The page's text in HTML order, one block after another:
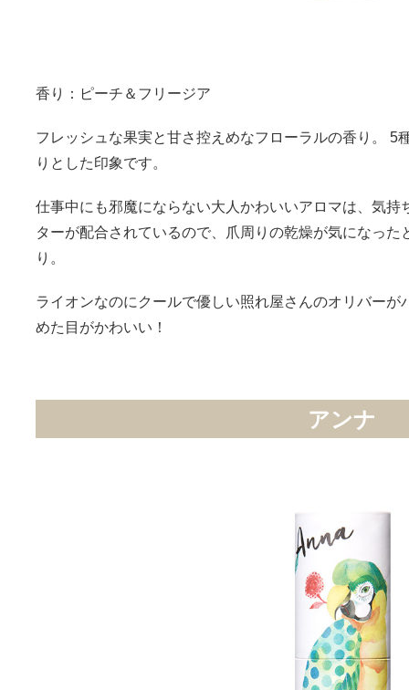
香り：ピーチ＆フリージア
フレッシュな果実と甘さ控えめなフローラルの香り。 5
りとした印象です。
仕事中にも邪魔にならない大人かわいいアロマは、気持
ターが配合されているので、爪周りの乾燥が気になっ
り。
ライオンなのにクールで優しい照れ屋さんのオリバー
めた目がかわいい！
アンナ